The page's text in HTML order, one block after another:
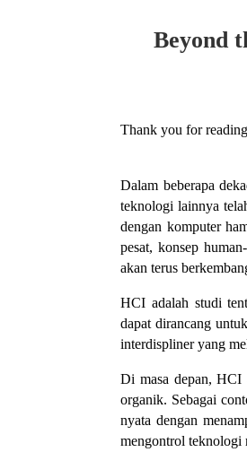
Beyond
Thank you for
Dalam beberapa
teknologi lainnya
dengan komputer
pesat, konsep
akan terus
HCI adalah studi
dapat dirancang
interdispliner yang
Di masa depan, HCI
organik. Sebagai
nyata dengan
mengontrol teknologi